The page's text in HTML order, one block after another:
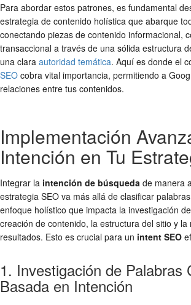
Para abordar estos patrones, es fundamental
estrategia de contenido holística que abarque
conectando piezas de contenido informacional,
transaccional a través de una sólida estructura
una clara autoridad temática. Aquí es donde el
SEO cobra vital importancia, permitiendo a
relaciones entre tus contenidos.
Implementación
Intención en Tu
Integrar la intención de búsqueda de manera
estrategia SEO va más allá de clasificar
enfoque holístico que impacta la investigación
creación de contenido, la estructura del sitio y la
resultados. Esto es crucial para un intent SEO
1. Investigación de Palabras
Basada en Intención